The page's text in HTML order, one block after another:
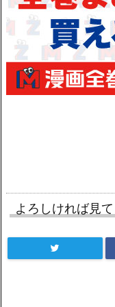
よろしければ見